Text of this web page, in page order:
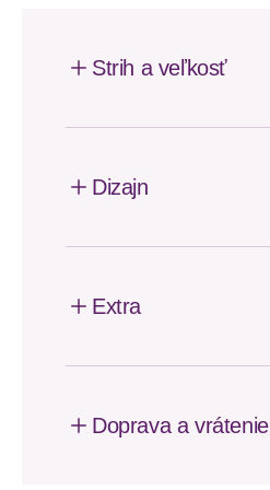
Strih a veľkosť
Dizajn
Extra
Doprava a vrátenie